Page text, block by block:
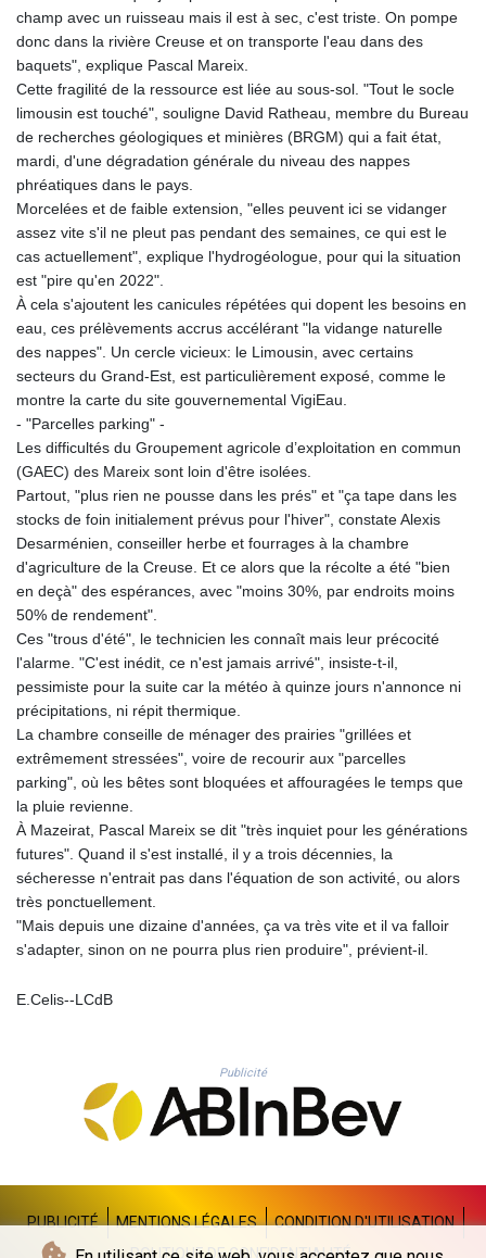
LKR 387.731275
LRD 208.352023
LSL 18.827475
LTL 3.401932
LVL 0.69691
LYD 7.358163
MAD 10.769655
MGA 4962.784289
MKD 61.534725
MMK 2418.826093
MOP 9.326933
MRU 46.275313
MUR 54.081038
MVR 17.811217
MWK 2001.516308
MYR 4.714616
MZN 73.622813
NAD 18.827475
NGN 1572.27322
NIO 42.474869
NOK 10.995958
NPR 175.761776
OMR 0.442988
PAB 1.154277
PEN 3.901717
PGK 5.099806
PHP 70.29585
PKR 320.457643
PLN 4.303828
QAR 4.21932
RON 5.255425
RSD 117.319946
RWF 1695.667973
SAR 4.324335
SGD 1.477952
SLE 28.338716
SOS 659.704256
SVC 10.099596
SZL 18.811973
champ avec un ruisseau mais il est à sec, c'est triste. On pompe
donc dans la rivière Creuse et on transporte l'eau dans des
baquets", explique Pascal Mareix.
Cette fragilité de la ressource est liée au sous-sol. "Tout le socle
limousin est touché", souligne David Ratheau, membre du Bureau
de recherches géologiques et minières (BRGM) qui a fait état,
mardi, d'une dégradation générale du niveau des nappes
phréatiques dans le pays.
Morcelées et de faible extension, "elles peuvent ici se vidanger
assez vite s'il ne pleut pas pendant des semaines, ce qui est le
cas actuellement", explique l'hydrogéologue, pour qui la situation
est "pire qu'en 2022".
À cela s'ajoutent les canicules répétées qui dopent les besoins en
eau, ces prélèvements accrus accélérant "la vidange naturelle
des nappes". Un cercle vicieux: le Limousin, avec certains
secteurs du Grand-Est, est particulièrement exposé, comme le
montre la carte du site gouvernemental VigiEau.
- "Parcelles parking" -
Les difficultés du Groupement agricole d’exploitation en commun
(GAEC) des Mareix sont loin d'être isolées.
Partout, "plus rien ne pousse dans les prés" et "ça tape dans les
stocks de foin initialement prévus pour l'hiver", constate Alexis
Desarménien, conseiller herbe et fourrages à la chambre
d'agriculture de la Creuse. Et ce alors que la récolte a été "bien
en deçà" des espérances, avec "moins 30%, par endroits moins
50% de rendement".
Ces "trous d'été", le technicien les connaît mais leur précocité
l'alarme. "C'est inédit, ce n'est jamais arrivé", insiste-t-il,
pessimiste pour la suite car la météo à quinze jours n'annonce ni
précipitations, ni répit thermique.
La chambre conseille de ménager des prairies "grillées et
extrêmement stressées", voire de recourir aux "parcelles
parking", où les bêtes sont bloquées et affouragées le temps que
la pluie revienne.
À Mazeirat, Pascal Mareix se dit "très inquiet pour les générations
futures". Quand il s'est installé, il y a trois décennies, la
sécheresse n'entrait pas dans l'équation de son activité, ou alors
très ponctuellement.
"Mais depuis une dizaine d'années, ça va très vite et il va falloir
s'adapter, sinon on ne pourra plus rien produire", prévient-il.
E.Celis--LCdB
Publicité
PUBLICITÉ MENTIONS LÉGALES
CONDITION D'UTILISATION
POLITIQUE DE CONFIDENTIALITÉ